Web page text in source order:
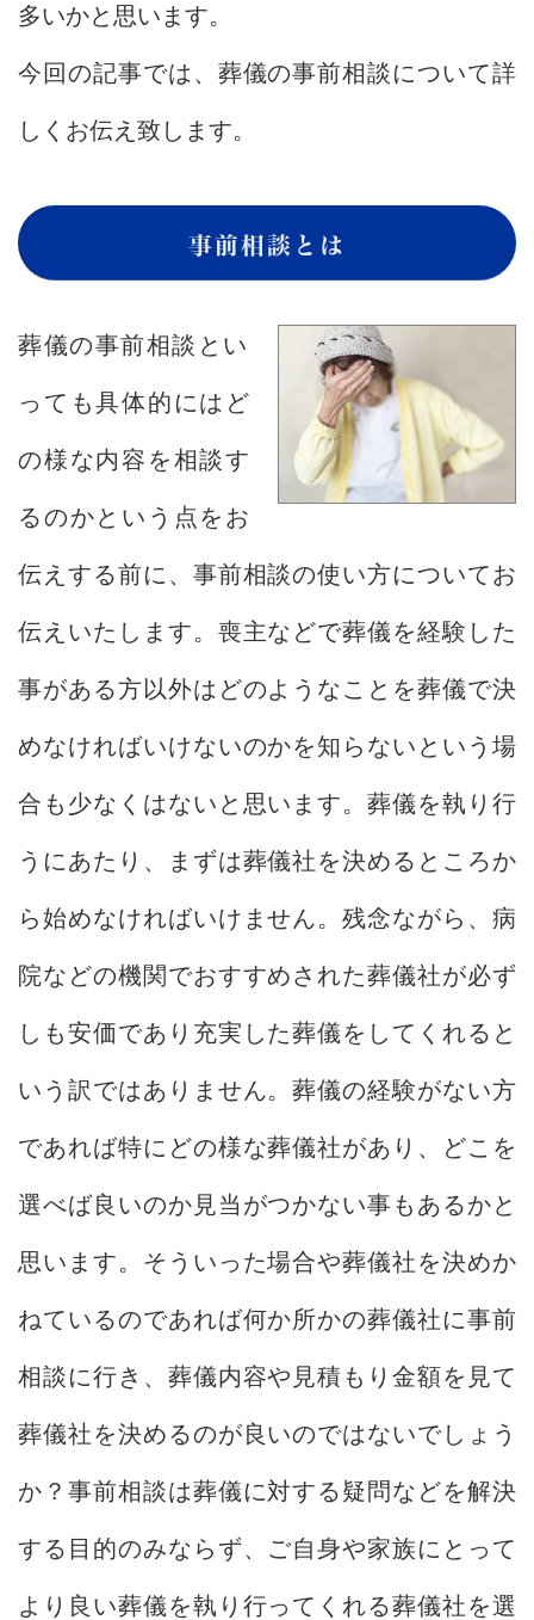
多いかと思います。
今回の記事では、葬儀の事前相談について詳
しくお伝え致します。
事前相談とは
葬儀の事前相談とい
っても具体的にはど
の様な内容を相談す
るのかという点をお
伝えする前に、事前相談の使い方についてお
伝えいたします。喪主などで葬儀を経験した
事がある方以外はどのようなことを葬儀で決
めなければいけないのかを知らないという場
合も少なくはないと思います。葬儀を執り行
うにあたり、まずは葬儀社を決めるところか
ら始めなければいけません。残念ながら、病
院などの機関でおすすめされた葬儀社が必ず
しも安価であり充実した葬儀をしてくれると
いう訳ではありません。葬儀の経験がない方
であれば特にどの様な葬儀社があり、どこを
選べば良いのか見当がつかない事もあるかと
思います。そういった場合や葬儀社を決めか
ねているのであれば何か所かの葬儀社に事前
相談に行き、葬儀内容や見積もり金額を見て
葬儀社を決めるのが良いのではないでしょう
か？事前相談は葬儀に対する疑問などを解決
する目的のみならず、ご自身や家族にとって
より良い葬儀を執り行ってくれる葬儀社を選